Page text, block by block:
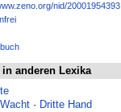
nid/20001954393
anderen Lexika
· Dritte Hand